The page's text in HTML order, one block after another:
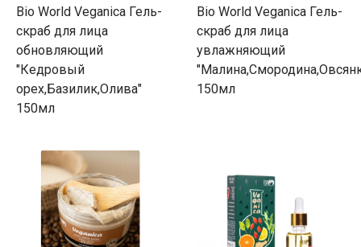
Bio World Veganica Гель-
скраб для лица
обновляющий
"Кедровый
орех,Базилик,Олива"
150мл
Bio World Veganica Гель-
скраб для лица
увлажняющий
150мл